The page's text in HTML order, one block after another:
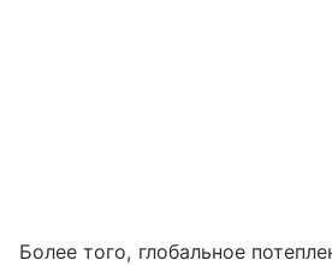
Более того, глобальное